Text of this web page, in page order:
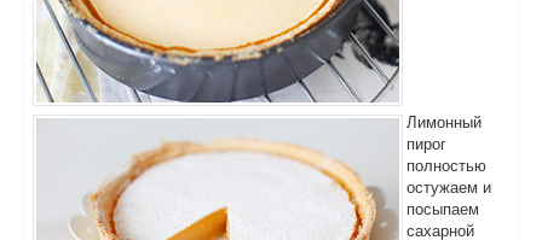
Лимонный
пирог
полностью
остужаем и
посыпаем
сахарной